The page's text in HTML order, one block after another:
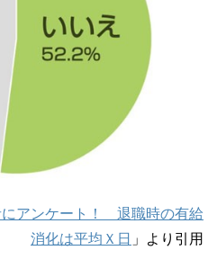
アンケート！ 退職時の有給
消化は平均Ｘ日 」より引用